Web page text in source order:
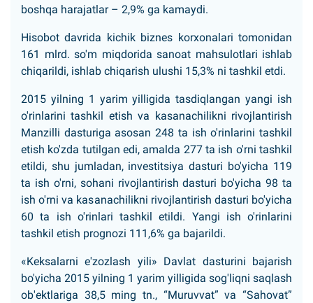
boshqa harajatlar – 2,9% ga kamaydi.
Hisobot davrida kichik biznes korxonalari tomonidan
161 mlrd. so'm miqdorida sanoat mahsulotlari ishlab
chiqarildi, ishlab chiqarish ulushi 15,3% ni tashkil etdi.
2015 yilning 1 yarim yilligida tasdiqlangan yangi ish
o'rinlarini tashkil etish va kasanachilikni rivojlantirish
Manzilli dasturiga asosan 248 ta ish o'rinlarini tashkil
etish ko'zda tutilgan edi, amalda 277 ta ish o'rni tashkil
etildi, shu jumladan, investitsiya dasturi bo'yicha 119
ta ish o'rni, sohani rivojlantirish dasturi bo'yicha 98 ta
ish o'rni va kasanachilikni rivojlantirish dasturi bo'yicha
60 ta ish o'rinlari tashkil etildi. Yangi ish o'rinlarini
tashkil etish prognozi 111,6% ga bajarildi.
«Keksalarni e'zozlash yili» Davlat dasturini bajarish
bo'yicha 2015 yilning 1 yarim yilligida sog'liqni saqlash
ob'ektlariga 38,5 ming tn., “Muruvvat” va “Sahovat”